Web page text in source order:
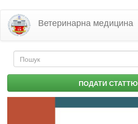
Перейти
основного
матеріалу
Ветеринарна медицина
Пошукова
форма ПОДАТИ СТАТТЮ